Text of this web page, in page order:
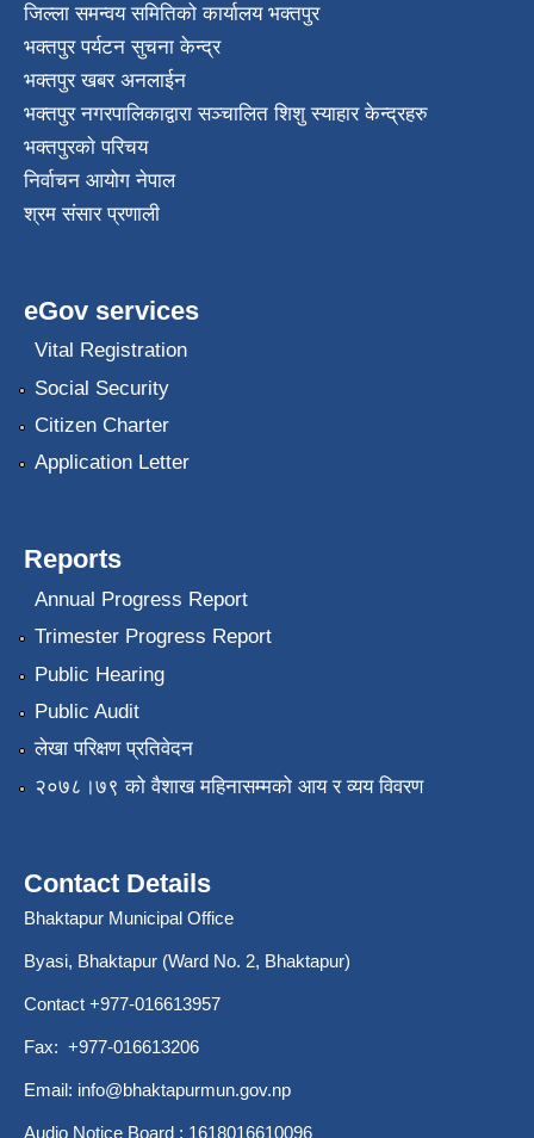
जिल्ला समन्वय समितिको कार्यालय भक्तपुर
भक्तपुर पर्यटन सुचना केन्द्र
भक्तपुर खबर अनलाईन
भक्तपुर नगरपालिकाद्वारा सञ्चालित शिशु स्याहार केन्द्रहरु
भक्तपुरकाे परिचय
निर्वाचन आयोग नेपाल
श्रम संसार प्रणाली
eGov services
Vital Registration
Social Security
Citizen Charter
Application Letter
Reports
Annual Progress Report
Trimester Progress Report
Public Hearing
Public Audit
लेखा परिक्षण प्रतिवेदन
२०७८।७९ को वैशाख महिनासम्मको आय र व्यय विवरण
Contact Details
Bhaktapur Municipal Office
Byasi, Bhaktapur (Ward No. 2, Bhaktapur)
Contact +977-016613957
Fax: +977-016613206
Email: info@bhaktapurmun.gov.np
Audio Notice Board : 1618016610096